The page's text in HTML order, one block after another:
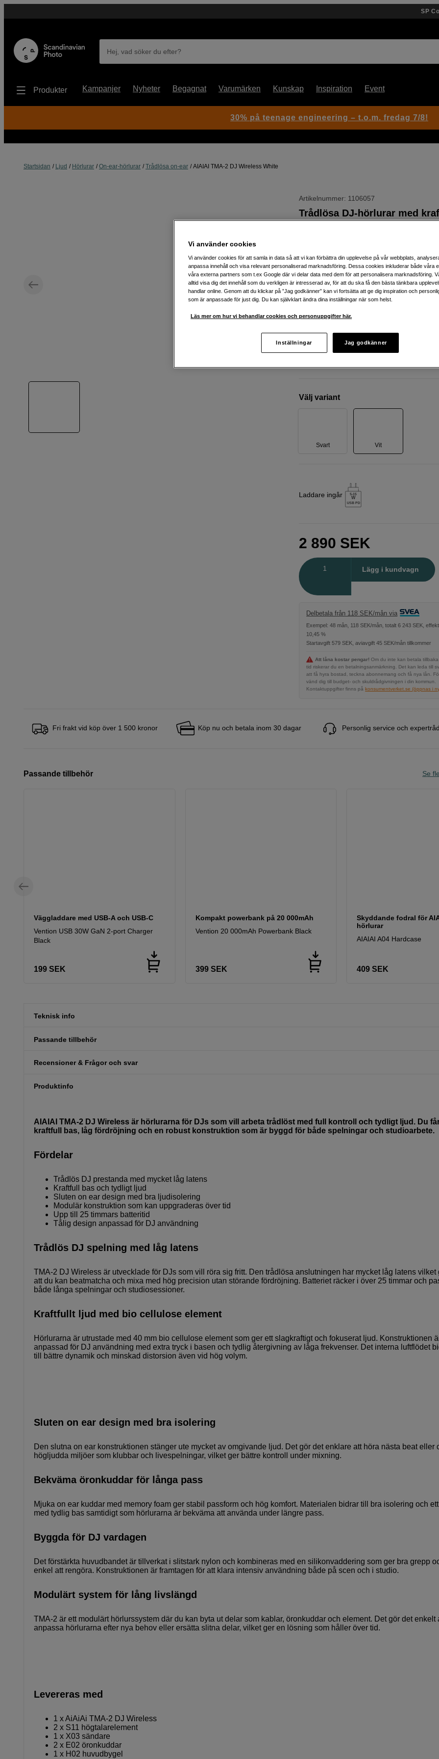
SP
Hej, vad söker du efter?
Produkter Kampanjer Nyheter Begagnat Varumärken Kunskap Inspiration Event
Startsidan Ljud Hörlurar On-ear-hörlurar Trådlösa on-ear AIAIAI TMA-2 DJ Wireless White
Artikelnummer: 1106057
Trådlösa DJ-hörlurar med
Webblager :Beräknad i lager 2026-08-
Butikslager: Visa butik
Trådlös DJ-uppkoppling med låg
Modulärt system med utbytbara delar
Välj variant
Svart Vit
Laddare ingår 5-15
W
USB PD
2 890 SEK
Lägg i kundvagn
Delbetala från 118 SEK/mån via
Exempel: 48 mån, 118 SEK/mån, totalt 6 243 SEK,
10,45 %
Startavgift 579 SEK, aviavgift 45 SEK/mån tillkommer
Att låna kostar pengar! Om du inte kan betala
tid riskerar du en betalningsanmärkning. Det kan leda till
att få hyra bostad, teckna abonnemang och få nya lån.
vänd dig till budget- och skuldrådgivningen i din kommun.
Kontaktuppgifter finns på konsumentverket.se (öppnas i
Fri frakt vid köp över 1 500 kronor Köp nu och betala inom 30 dagar Personlig service och
Passande tillbehör Se
Väggladdare med USB-A och USB-C
Vention USB 30W GaN 2-port Charger
Black
199 SEK
Kompakt powerbank på 20 000mAh
Vention 20 000mAh Powerbank Black
399 SEK
Skyddande fodral för
hörlurar
AIAIAI A04 Hardcase
409 SEK
Teknisk info
Passande tillbehör
Recensioner & Frågor och svar
Produktinfo
AIAIAI TMA-2 DJ Wireless är hörlurarna för DJs som vill arbeta trådlöst med full kontroll och tydligt ljud. Du
kraftfull bas, låg fördröjning och en robust konstruktion som är byggd för både spelningar och studioarbete.
Fördelar
Trådlös DJ prestanda med mycket låg latens
Kraftfull bas och tydligt ljud
Sluten on ear design med bra ljudisolering
Modulär konstruktion som kan uppgraderas över tid
Upp till 25 timmars batteritid
Tålig design anpassad för DJ användning
Trådlös DJ spelning med låg latens
TMA-2 DJ Wireless är utvecklade för DJs som vill röra sig fritt. Den trådlösa anslutningen har mycket låg latens vilket
att du kan beatmatcha och mixa med hög precision utan störande fördröjning. Batteriet räcker i över 25 timmar och
både långa spelningar och studiosessioner.
Kraftfullt ljud med bio cellulose element
Hörlurarna är utrustade med 40 mm bio cellulose element som ger ett slagkraftigt och fokuserat ljud. Konstruktionen
anpassad för DJ användning med extra tryck i basen och tydlig återgivning av låga frekvenser. Det interna luftflödet
till bättre dynamik och minskad distorsion även vid hög volym.
Sluten on ear design med bra isolering
Den slutna on ear konstruktionen stänger ute mycket av omgivande ljud. Det gör det enklare att höra nästa beat eller
högljudda miljöer som klubbar och livespelningar, vilket ger bättre kontroll under mixning.
Bekväma öronkuddar för långa pass
Mjuka on ear kuddar med memory foam ger stabil passform och hög komfort. Materialen bidrar till bra isolering och
med tydlig bas samtidigt som hörlurarna är bekväma att använda under längre pass.
Byggda för DJ vardagen
Det förstärkta huvudbandet är tillverkat i slitstark nylon och kombineras med en silikonvaddering som ger bra grepp
enkel att rengöra. Konstruktionen är framtagen för att klara intensiv användning både på scen och i studio.
Modulärt system för lång livslängd
TMA-2 är ett modulärt hörlurssystem där du kan byta ut delar som kablar, öronkuddar och element. Det gör det enkelt
anpassa hörlurarna efter nya behov eller ersätta slitna delar, vilket ger en lösning som håller över tid.
Levereras med
1 x AiAiAi TMA-2 DJ Wireless
2 x S11 högtalarelement
1 x X03 sändare
2 x E02 öronkuddar
1 x H02 huvudbygel
30% på teenage engineering – t.o.m. fredag 7/8!
Vi använder cookies
Vi använder cookies för att samla in data så att vi kan förbättra din upplevelse på vår webbplats,
anpassa innehåll och visa relevant personaliserad marknadsföring. Dessa cookies inkluderar både våra
våra externa partners som t.ex Google där vi delar data med dem för att personalisera marknadsföring.
alltid visa dig det innehåll som du verkligen är intresserad av, för att du ska få den bästa tänkbara
handlar online. Genom att du klickar på ”Jag godkänner” kan vi fortsätta att ge dig inspiration och
som är anpassade för just dig. Du kan självklart ändra dina inställningar när som helst.
Läs mer om hur vi behandlar cookies och personuppgifter här.
Inställningar Jag godkänner